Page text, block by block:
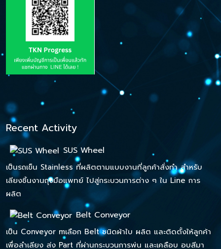
Recent Activity
SUS Wheel
เป็นรถเข็น Stainless ที่ผลิตตามแบบงานที่ลูกค้าสั่งทำ สำหรับ
เลียงชิ้นงานถุงมือแพทย์ ไปสู่กระบวนการต่าง ๆ ใน Line การ
ผลิต
Belt Conveyor
เป็น Conveyor mเลือก Belt ชนิดผ้าใบ ผลิต และติดตั้งให้ลูกค้า
เพื่อลำเลียง ส่ง Part ที่ผ่านกระบวนการพ่น และเคลือบ อบสีมา